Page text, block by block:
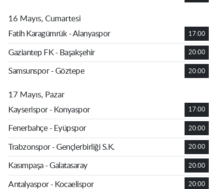
16 Mayıs, Cumartesi
Fatih Karagümrük - Alanyaspor
17:00
Gaziantep FK - Başakşehir 20:00
Samsunspor - Göztepe 20:00
17 Mayıs, Pazar
Kayserispor - Konyaspor
17:00
Fenerbahçe - Eyüpspor 20:00
Trabzonspor - Gençlerbirliği S.K. 20:00
Kasımpaşa - Galatasaray 20:00
Antalyaspor - Kocaelispor 20:00